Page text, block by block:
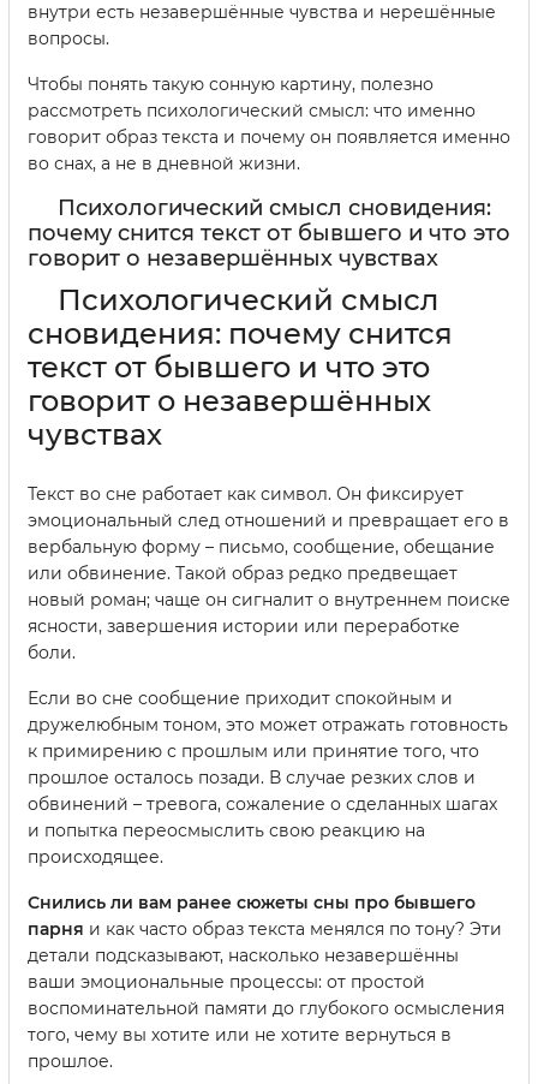
внутри есть незавершённые чувства и нерешённые
вопросы.
Чтобы понять такую сонную картину, полезно
рассмотреть психологический смысл: что именно
говорит образ текста и почему он появляется именно
во снах, а не в дневной жизни.
Психологический смысл сновидения:
почему снится текст от бывшего и что это
говорит о незавершённых чувствах
Психологический смысл
сновидения: почему снится
текст от бывшего и что это
говорит о незавершённых
чувствах
Текст во сне работает как символ. Он фиксирует
эмоциональный след отношений и превращает его в
вербальную форму – письмо, сообщение, обещание
или обвинение. Такой образ редко предвещает
новый роман; чаще он сигналит о внутреннем поиске
ясности, завершения истории или переработке
боли.
Если во сне сообщение приходит спокойным и
дружелюбным тоном, это может отражать готовность
к примирению с прошлым или принятие того, что
прошлое осталось позади. В случае резких слов и
обвинений – тревога, сожаление о сделанных шагах
и попытка переосмыслить свою реакцию на
происходящее.
Снились ли вам ранее сюжеты сны про бывшего
парня и как часто образ текста менялся по тону? Эти
детали подсказывают, насколько незавершённы
ваши эмоциональные процессы: от простой
воспоминательной памяти до глубокого осмысления
того, чему вы хотите или не хотите вернуться в
прошлое.